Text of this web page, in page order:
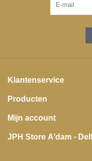
Klantenservice
Producten
Mijn account
JPH Store A'dam -